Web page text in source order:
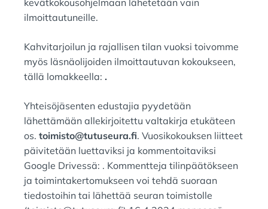
kevätkokousohjelmaan lähetetään vain
ilmoittautuneille.
Kahvitarjoilun ja rajallisen tilan vuoksi toivomme
myös läsnäolijoiden ilmoittautuvan kokoukseen,
tällä lomakkeella: .
Yhteisöjäsenten edustajia pyydetään
lähettämään allekirjoitettu valtakirja etukäteen
os. toimisto@tutuseura.fi. Vuosikokouksen liitteet
päivitetään luettaviksi ja kommentoitaviksi
Google Drivessä: . Kommentteja tilinpäätökseen
ja toimintakertomukseen voi tehdä suoraan
tiedostoihin tai lähettää seuran toimistolle